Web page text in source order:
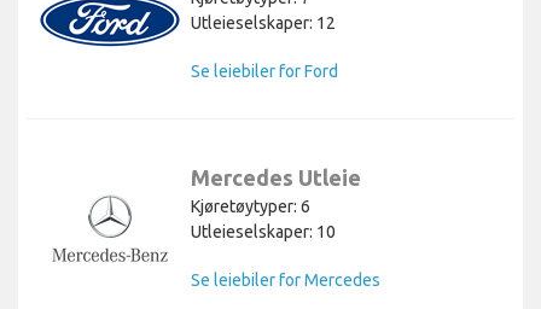
Utleieselskaper: 12
Se leiebiler for Ford
Mercedes Utleie
Kjøretøytyper: 6
Utleieselskaper: 10
Se leiebiler for Mercedes